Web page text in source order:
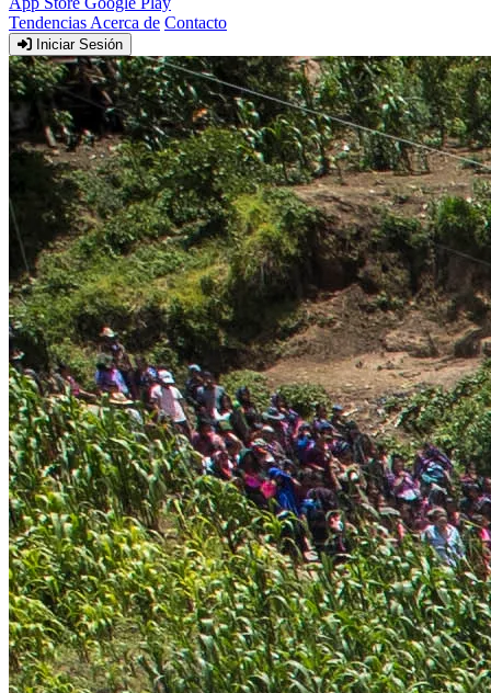
Tendencias Acerca de Contacto
Iniciar Sesión